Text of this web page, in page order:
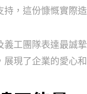
，這份慷慨實際造
工團隊表達最誠
現了企業的愛心